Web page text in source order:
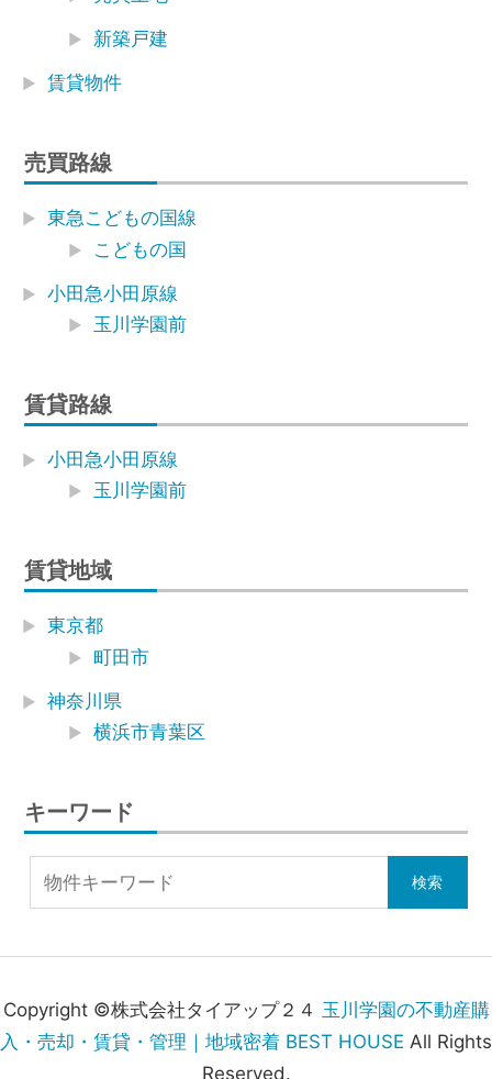
新築戸建
賃貸物件
売買路線
東急こどもの国線
こどもの国
小田急小田原線
玉川学園前
賃貸路線
小田急小田原線
玉川学園前
賃貸地域
東京都
町田市
神奈川県
横浜市青葉区
キーワード
Copyright ©株式会社タイアップ２４ 玉川学園の不動産購
入・売却・賃貸・管理｜地域密着 BEST HOUSE All Rights
Reserved.